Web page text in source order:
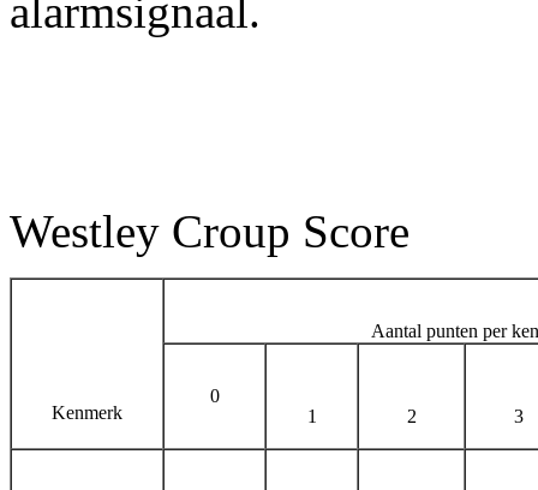
alarmsignaal.
Westley Croup Score
Kenmerk
Aantal punten per
0
1
2 3